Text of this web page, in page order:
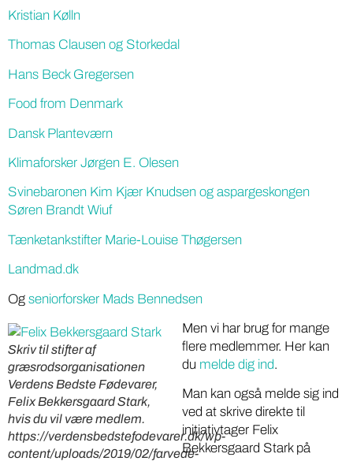
Kristian Kølln
Thomas Clausen og Storkedal
Hans Beck Gregersen
Food from Denmark
Dansk Planteværn
Klimaforsker Jørgen E. Olesen
Svinebaronen Kim Kjær Knudsen og aspargeskongen
Søren Brandt Wiuf
Tænketankstifter Marie-Louise Thøgersen
Landmad.dk
Og seniorforsker Mads Bennedsen
Skriv til stifter af
græsrodsorganisationen
Verdens Bedste Fødevarer,
Felix Bekkersgaard Stark,
hvis du vil være medlem.
https://verdensbedstefodevarer.dk/wp-
content/uploads/2019/02/farvede-
Men vi har brug for mange
flere medlemmer. Her kan
du melde dig ind.
Man kan også melde sig ind
ved at skrive direkte til
initiativtager Felix
Bekkersgaard Stark på